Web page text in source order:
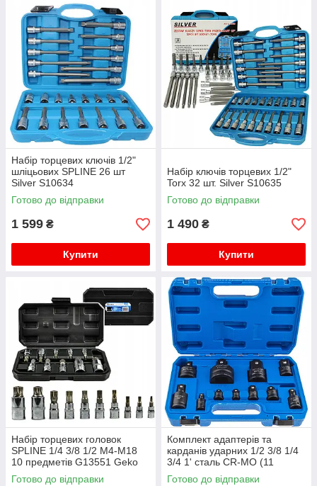
Набір торцевих ключів 1/2"
шліцьових SPLINE 26 шт
Silver S10634
Готово до відправки
1 599 ₴
Купити
Набір ключів торцевих 1/2"
Torx 32 шт. Silver S10635
Готово до відправки
1 490 ₴
Купити
Набір торцевих головок
SPLINE 1/4 3/8 1/2 M4-M18
10 предметів G13551 Geko
Готово до відправки
Комплект адаптерів та
карданів ударних 1/2 3/8 1/4
3/4 1' сталь CR-MO (11
елементів) VF08042
Готово до відправки